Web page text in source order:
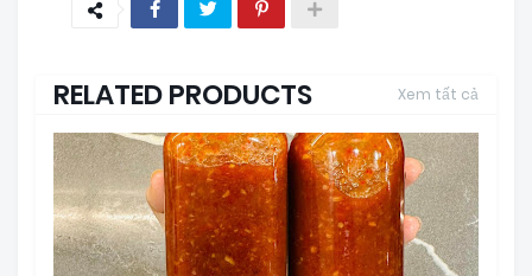
RELATED PRODUCTS Xem tất cả